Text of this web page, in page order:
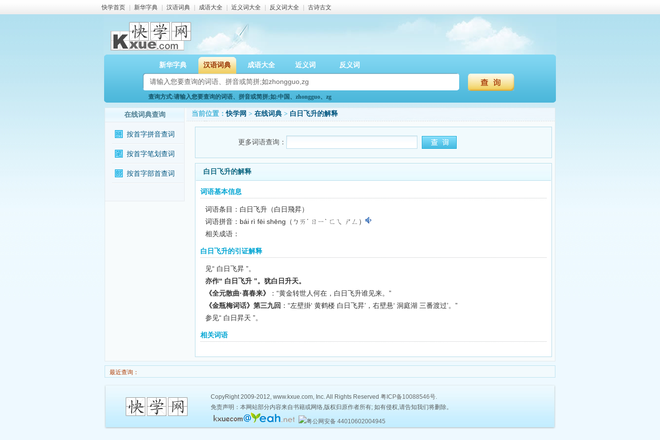
快学首页 新华字典 汉语词典 成语大全 近义词大全 反义词大全 古诗古文
新华字典 汉语词典 成语大全 近义词 反义词
查询方式:请输入您要查询的词语、拼音或简拼;如:中国、zhongguo、zg
在线词典查询
按首字拼音查词
按首字笔划查词
按首字部首查词
当前位置：快学网 > 在线词典 > 白日飞升的解释
更多词语查询：
白日飞升的解释
词语基本信息
词语条目：白日飞升（白日飛昇）
词语拼音：bái rì fēi shēng（ㄅㄞˊ ㄖㄧˋ ㄈㄟ ㄕㄥ）
相关成语：
白日飞升的引证解释
见“ 白日飞昇 ”。
亦作“ 白日飞升 ”。犹白日升天。
《全元散曲·喜春来》
：“黄金转世人何在，白日飞升谁见来。”
《金瓶梅词话》第三九回 ：“左壁掛‘ 黄鹤楼 白日飞昇’，右壁悬‘ 洞庭湖 三番渡过’。”
参见“ 白日昇天 ”。
相关词语
最近查询：
CopyRight 2009-2012, www.kxue.com, Inc. All Rights Reserved 粤ICP备10088546号.
免责声明：本网站部分内容来自书籍或网络,版权归原作者所有; 如有侵权,请告知我们将删除。
粤公网安备 44010602004945